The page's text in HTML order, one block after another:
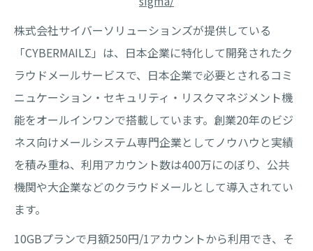
株式会社サイバーソリューションズが提供している
「CYBERMAILΣ」は、日本企業に特化して開発されたク
ラウドメールサービスで、日本企業で必要とされるコミ
ニュケーション・セキュリティ・リスクマネジメント機
能をオールインワンで搭載しています。創業20年のビジ
ネス向けメールシステム専門企業としてノウハウと実績
を積み重ね、利用アカウント数は400万にのぼり、公共
機関や大企業などのクラウドメールとして導入されてい
ます。
10GBプランで月額250円/1アカウントから利用でき、そ